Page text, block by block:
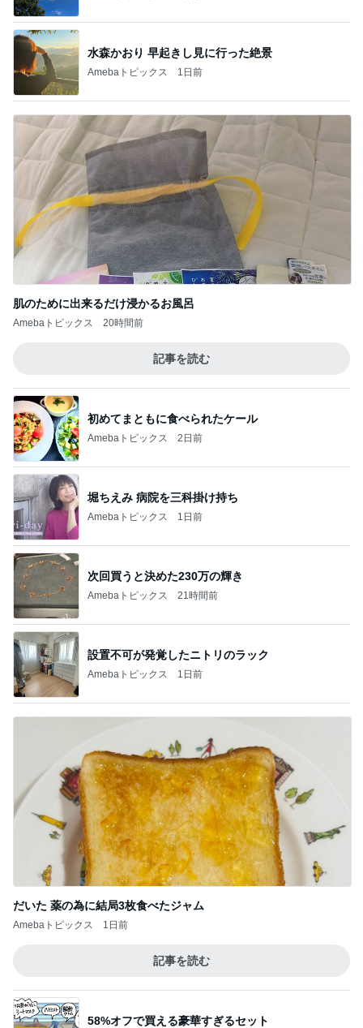
水森かおり 早起きし見に行った絶景
Amebaトピックス 1日前
肌のために出来るだけ浸かるお風呂
Amebaトピックス 20時間前
記事を読む
初めてまともに食べられたケール
Amebaトピックス 2日前
堀ちえみ 病院を三科掛け持ち
Amebaトピックス 1日前
次回買うと決めた230万の輝き
Amebaトピックス 21時間前
設置不可が発覚したニトリのラック
Amebaトピックス 1日前
だいた 薬の為に結局3枚食べたジャム
Amebaトピックス 1日前
記事を読む
58%オフで買える豪華すぎるセット